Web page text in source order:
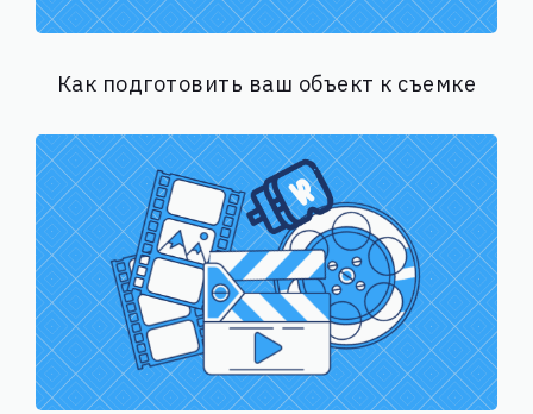
Как подготовить ваш объект к съемке